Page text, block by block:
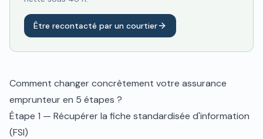
Être recontacté par un courtier
Comment changer concrètement votre assurance
emprunteur en 5 étapes ?
Étape 1 — Récupérer la fiche standardisée d'information
(FSI)